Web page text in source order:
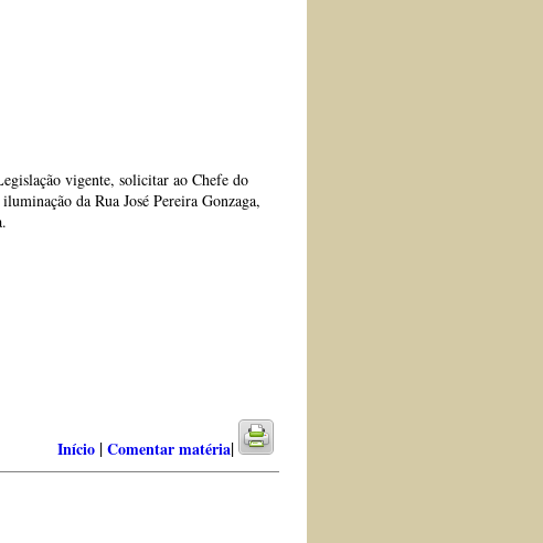
vigente, solicitar ao Chefe do
da Rua José Pereira Gonzaga,
Início |Comentar matéria|